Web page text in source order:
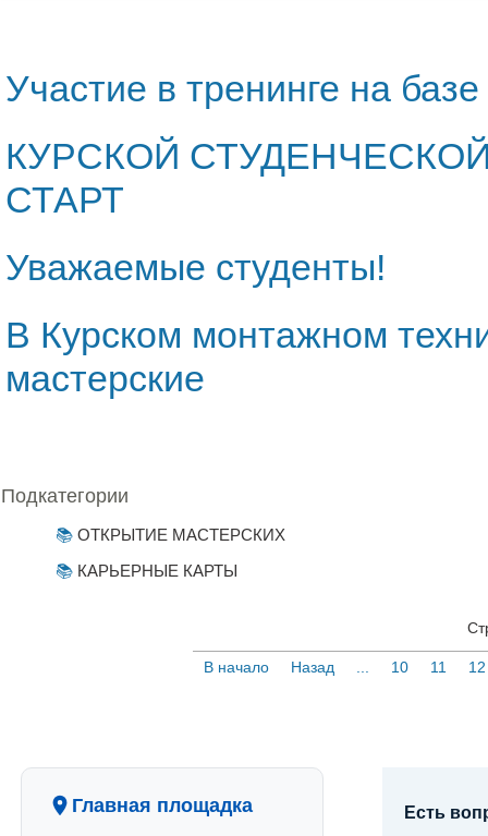
Участие в тренинге на
КУРСКОЙ
СТАРТ
Уважаемые студенты!
В Курском монтажном
мастерские
Подкатегории
ОТКРЫТИЕ МАСТЕРСКИХ
КАРЬЕРНЫЕ КАРТЫ
В начало Назад 10 11 12
Главная площадка Есть